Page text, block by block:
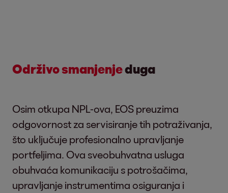
Održivo smanjenjeduga
Osim otkupa NPL-ova, EOS preuzima
odgovornost za servisiranje tih potraživanja,
što uključuje profesionalno upravljanje
portfeljima. Ova sveobuhvatna usluga
obuhvaća komunikaciju s potrošačima,
upravljanje instrumentima osiguranja i